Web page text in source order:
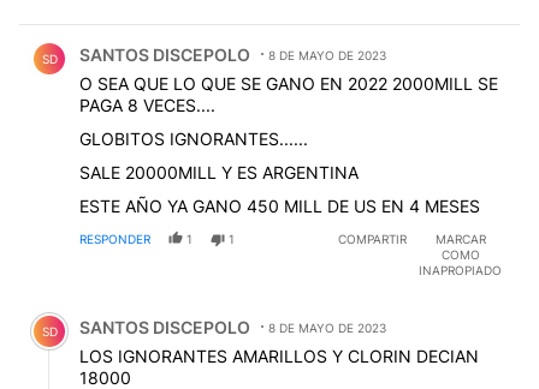
SD SANTOS DISCEPOLO 8 DE MAYO DE 2023
O SEA QUE LO QUE SE GANO EN 2022 2000MILL SE
PAGA 8 VECES....
GLOBITOS IGNORANTES......
SALE 20000MILL Y ES ARGENTINA
ESTE AÑO YA GANO 450 MILL DE US EN 4 MESES
RESPONDER 1 1 COMPARTIR
MARCAR
COMO
INAPROPIADO
Comentario de SANTOS DISCEPOLO.
SD SANTOS DISCEPOLO 8 DE MAYO DE 2023
LOS IGNORANTES AMARILLOS Y CLORIN DECIAN
18000